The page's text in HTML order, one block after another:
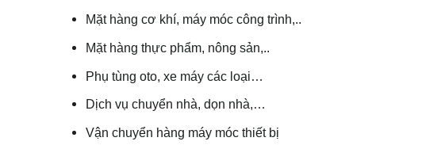
Mặt hàng cơ khí, máy móc công trình,..
Mặt hàng thực phẩm, nông sản,..
Phụ tùng oto, xe máy các loại…
Dịch vụ chuyển nhà, dọn nhà,…
Vận chuyển hàng máy móc thiết bị